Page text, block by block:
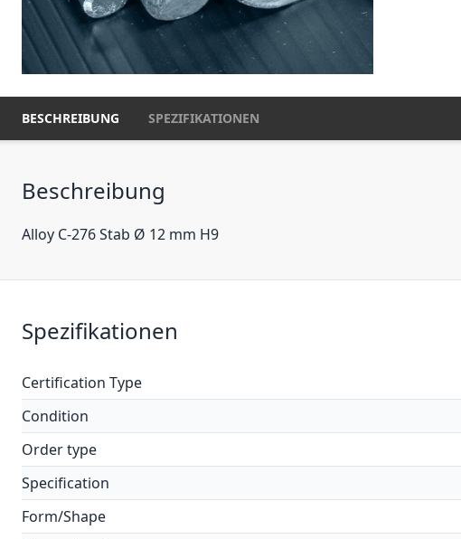
BESCHREIBUNG SPEZIFIKATIONEN
Beschreibung
Alloy C-276 Stab Ø 12 mm H9
Spezifikationen
Certification Type
Condition
Order type
Specification
Form/Shape